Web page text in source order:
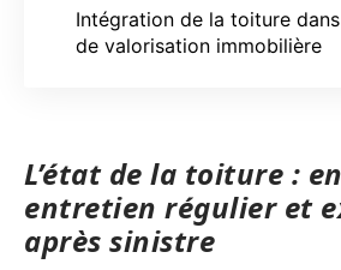
Intégration de la toiture
de valorisation immobilière
L’état de la toiture :
entretien régulier et
après sinistre